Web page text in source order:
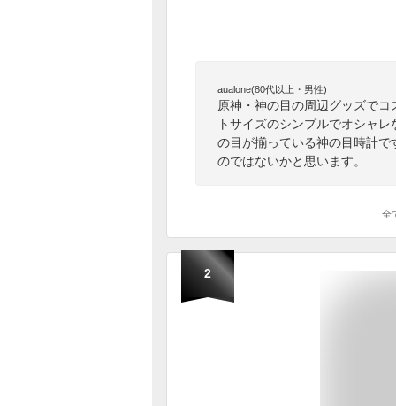
aualone(80代以上・男性)
原神・神の目の周辺グッズで
トサイズのシンプルでオシャ
の目が揃っている神の目時計
のではないかと思います。
全
2